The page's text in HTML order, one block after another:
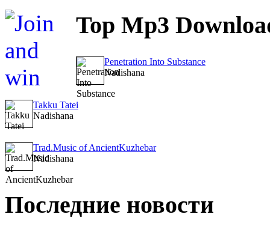
Top Mp3
Penetration Into Substance
Nadishana
Takku Tatei
Nadishana
Trad.Music of AncientKuzhebar
Nadishana
Последние новости